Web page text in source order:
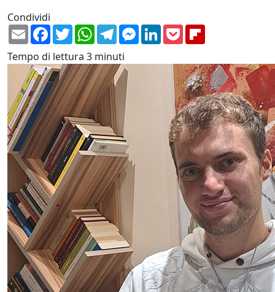
Condividi
EmailFacebook
TwitterWhatsApp
TelegramMessenger
LinkedIn
Pocket
Tempo di lettura 3 minuti